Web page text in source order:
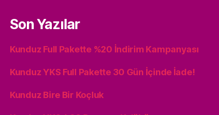
Son Yazılar
Kunduz Full Pakette %20 İndirim Kampanyası
Kunduz YKS Full Pakette 30 Gün İçinde İade!
Kunduz Bire Bir Koçluk